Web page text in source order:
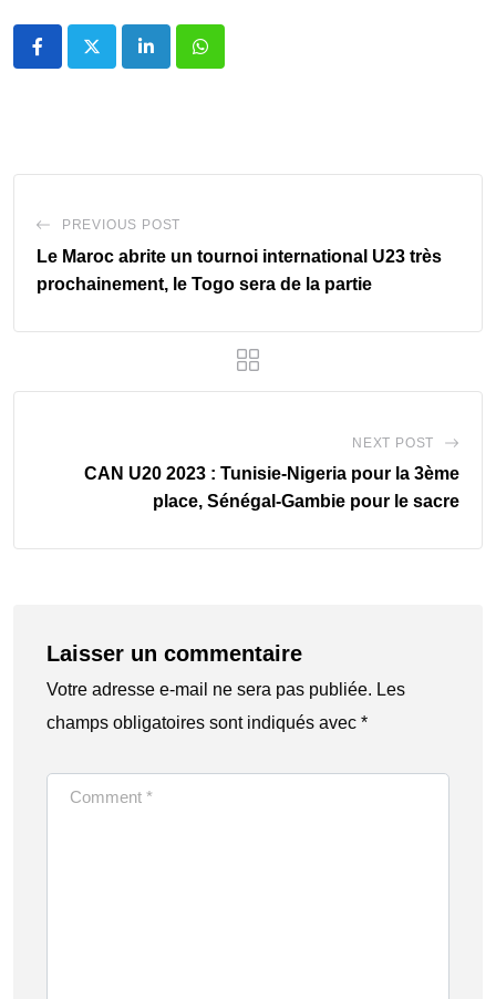
LinkedInWhatsapp
PREVIOUS POST
Le Maroc abrite un tournoi international U23 très
prochainement, le Togo sera de la partie
NEXT POST
CAN U20 2023 : Tunisie-Nigeria pour la 3ème
place, Sénégal-Gambie pour le sacre
Laisser un commentaire
Votre adresse e-mail ne sera pas publiée. Les
champs obligatoires sont indiqués avec *